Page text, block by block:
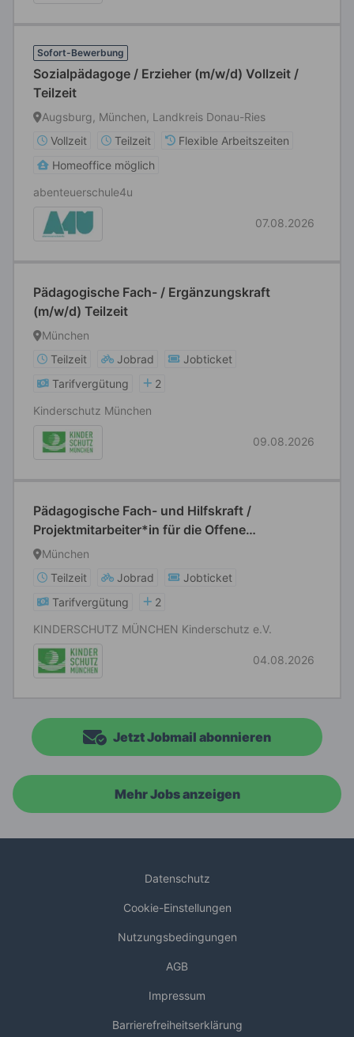
Sofort-Bewerbung
Sozialpädagoge / Erzieher (m/w/d) Vollzeit /
Teilzeit
Augsburg, München, Landkreis Donau-Ries
Vollzeit
Teilzeit
Flexible Arbeitszeiten
Homeoffice möglich
abenteuerschule4u
07.08.2026
Pädagogische Fach- / Ergänzungskraft
(m/w/d) Teilzeit
München
Teilzeit
Jobrad
Jobticket
Tarifvergütung
2
Kinderschutz München
09.08.2026
Pädagogische Fach- und Hilfskraft /
Projektmitarbeiter*in für die Offene
Ganztagsschule am SFZ München Nord-Ost
München
Teilzeit
Jobrad
Jobticket
Tarifvergütung
2
KINDERSCHUTZ MÜNCHEN Kinderschutz e.V.
04.08.2026
Jetzt Jobmail abonnieren
Mehr Jobs anzeigen
Datenschutz
Cookie-Einstellungen
Nutzungsbedingungen
AGB
Impressum
Barrierefreiheitserklärung